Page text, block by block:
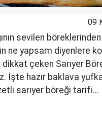
09
sevilen
ne yapsam diyenlere
dikkat çeken Sarıyer
İşte hazır baklava
sarıyer böreği tarifi...